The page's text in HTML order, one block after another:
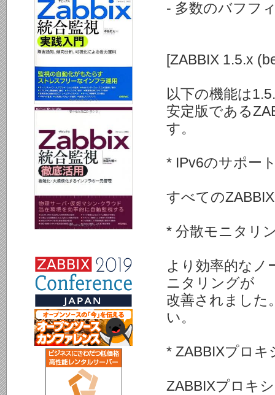
- 多数のバフフ
[ZABBIX 1.5.x
以下の機能は
安定版である
す。
* IPv6のサポー
すべての
* 分散モニタリ
より効率的なノ
ニタリングが
改善されました
い。
* ZABBIXプロキ
ZABBIXプロキ